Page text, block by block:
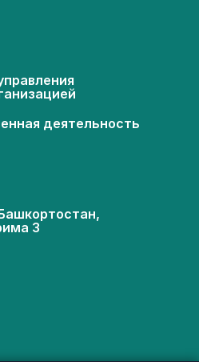
деятельность
3